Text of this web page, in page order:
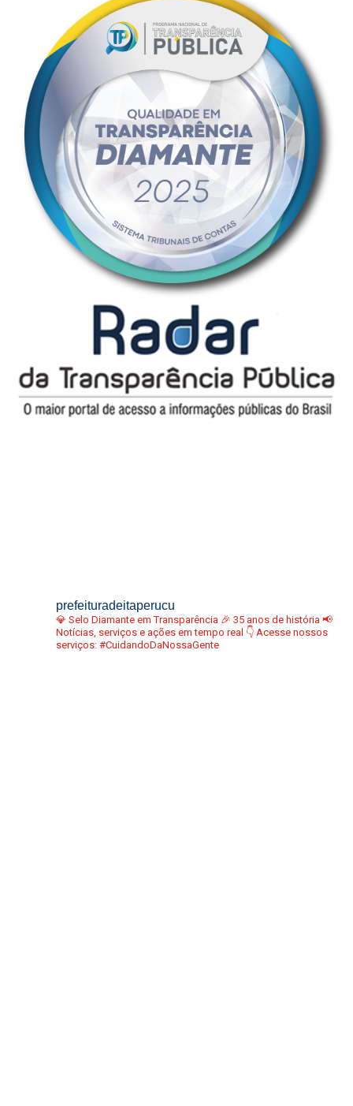
prefeituradeitaperucu
💎 Selo Diamante em Transparência 🎉 35 anos de história 📢
Notícias, serviços e ações em tempo real 👇 Acesse nossos
serviços: #CuidandoDaNossaGente